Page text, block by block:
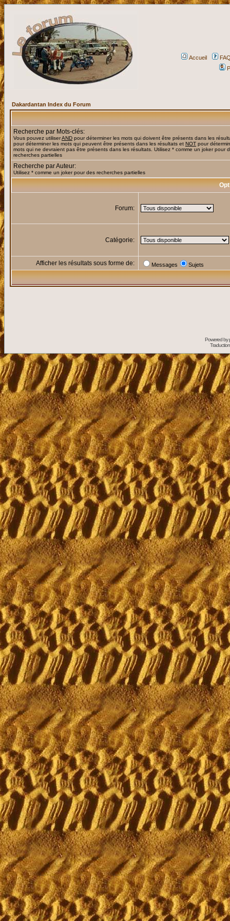
Accueil
Dakardantan Index du Forum
Recherche par Mots-clés:
Vous pouvez utiliserAND pour déterminer les mots qui doivent être présents dans les
pour déterminer les mots qui peuvent être présents dans les résultats et NOT pour
mots qui ne devraient pas être présents dans les résultats. Utilisez * comme un joker pour
recherches partielles
Recherche par Auteur:
Utilisez * comme un joker pour des recherches partielles
Forum:
Catégorie:
Afficher les résultats sous forme de: Messages Sujets
Powered by